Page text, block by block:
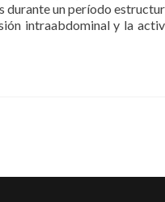
durante un período
intraabdominal y la